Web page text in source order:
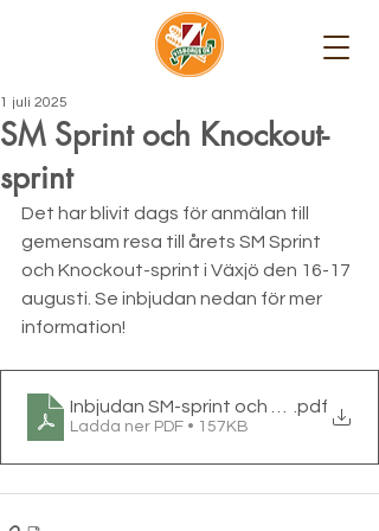
SM Sprint och Knockout-
sprint
1 juli 2025
Det har blivit dags för anmälan till
gemensam resa till årets SM Sprint
och Knockout-sprint i Växjö den 16-17
augusti. Se inbjudan nedan för mer
information!
Inbjudan SM-sprint och Knockout-
.pdf
Ladda ner PDF • 157KB